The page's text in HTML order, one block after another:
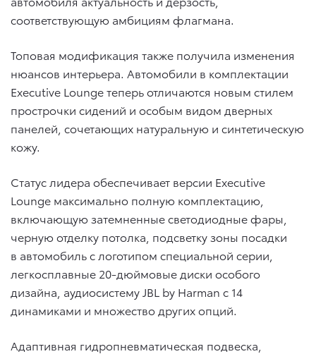
соответствующую амбициям флагмана.
Топовая модификация также получила изменения
нюансов интерьера. Автомобили в комплектации
Executive Lounge теперь отличаются новым стилем
прострочки сидений и особым видом дверных
панелей, сочетающих натуральную и синтетическую
кожу.
Статус лидера обеспечивает версии Executive
Lounge максимально полную комплектацию,
включающую затемненные светодиодные фары,
черную отделку потолка, подсветку зоны посадки
в автомобиль с логотипом специальной серии,
легкосплавные 20-дюймовые диски особого
дизайна, аудиосистему JBL by Harman c 14
динамиками и множество других опций.
Адаптивная гидропневматическая подвеска,